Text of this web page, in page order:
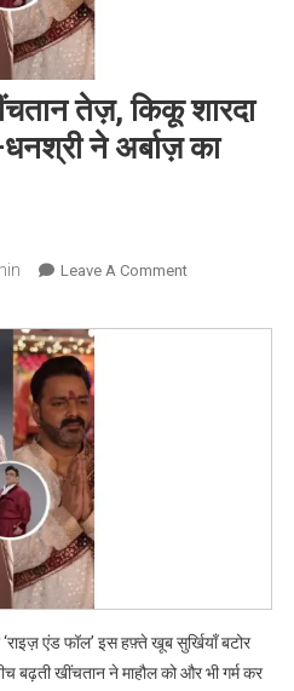
तेज़, किकू शारदा
ने अर्बाज़ का
Leave A CommentOn
एंड
सिंह–
धनश्री
एंड फॉल’ इस हफ़्ते खूब सुर्खियाँ बटोर
बढ़ती खींचतान ने माहौल को और भी गर्म कर